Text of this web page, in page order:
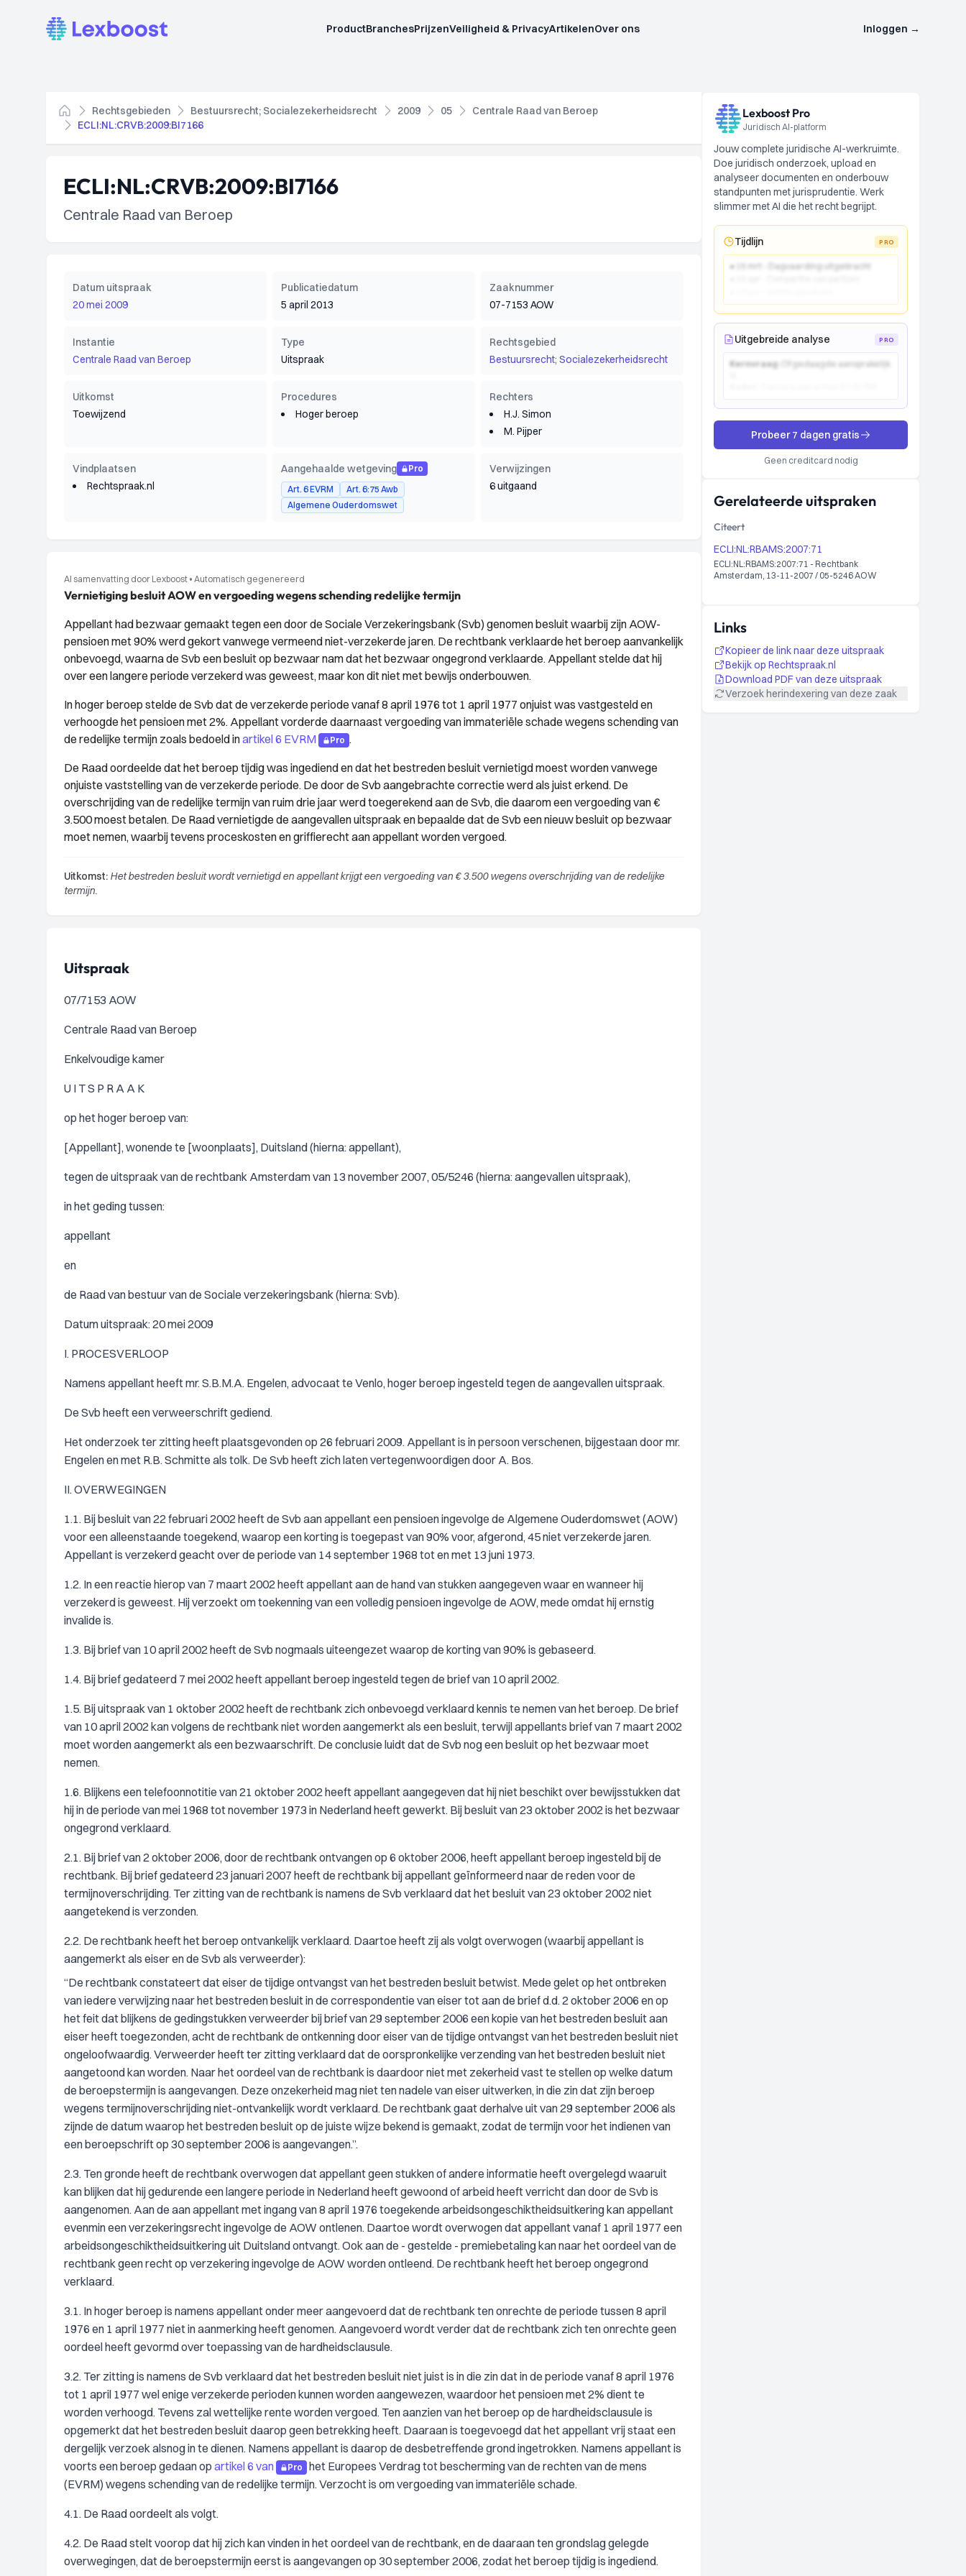
Lexboost ProductBranchesPrijzenVeiligheid & PrivacyArtikelenOver ons Inloggen →
Home
Rechtsgebieden Bestuursrecht; Socialezekerheidsrecht 2009 05
Centrale Raad van Beroep
ECLI:NL:CRVB:2009:BI7166
ECLI:NL:CRVB:2009:BI7166
Centrale Raad van Beroep
Datum uitspraak
20 mei 2009
Publicatiedatum
5 april 2013
Zaaknummer
07-7153 AOW
Instantie
Centrale Raad van Beroep
Type
Uitspraak
Rechtsgebied
Bestuursrecht; Socialezekerheidsrecht
Uitkomst
Toewijzend
Procedures
Hoger beroep
Rechters
H.J. Simon
M. Pijper
Vindplaatsen
Rechtspraak.nl
Aangehaalde wetgeving
Pro
Art. 6 EVRM
Art. 6:75 Awb
Algemene Ouderdomswet
Verwijzingen
6 uitgaand
AI samenvatting door Lexboost • Automatisch gegenereerd
Vernietiging besluit AOW en vergoeding wegens schending redelijke termijn
Appellant had bezwaar gemaakt tegen een door de Sociale Verzekeringsbank (Svb) genomen besluit waarbij zijn AOW-
pensioen met 90% werd gekort vanwege vermeend niet-verzekerde jaren. De rechtbank verklaarde het beroep aanvankelijk
onbevoegd, waarna de Svb een besluit op bezwaar nam dat het bezwaar ongegrond verklaarde. Appellant stelde dat hij
over een langere periode verzekerd was geweest, maar kon dit niet met bewijs onderbouwen.
In hoger beroep stelde de Svb dat de verzekerde periode vanaf 8 april 1976 tot 1 april 1977 onjuist was vastgesteld en
verhoogde het pensioen met 2%. Appellant vorderde daarnaast vergoeding van immateriële schade wegens schending van
de redelijke termijn zoals bedoeld inartikel 6 EVRM Pro .
De Raad oordeelde dat het beroep tijdig was ingediend en dat het bestreden besluit vernietigd moest worden vanwege
onjuiste vaststelling van de verzekerde periode. De door de Svb aangebrachte correctie werd als juist erkend. De
overschrijding van de redelijke termijn van ruim drie jaar werd toegerekend aan de Svb, die daarom een vergoeding van €
3.500 moest betalen. De Raad vernietigde de aangevallen uitspraak en bepaalde dat de Svb een nieuw besluit op bezwaar
moet nemen, waarbij tevens proceskosten en griffierecht aan appellant worden vergoed.
Uitkomst: Het bestreden besluit wordt vernietigd en appellant krijgt een vergoeding van € 3.500 wegens overschrijding van de redelijke
termijn.
Uitspraak
07/7153 AOW
Centrale Raad van Beroep
Enkelvoudige kamer
U I T S P R A A K
op het hoger beroep van:
[Appellant], wonende te [woonplaats], Duitsland (hierna: appellant),
tegen de uitspraak van de rechtbank Amsterdam van 13 november 2007, 05/5246 (hierna: aangevallen uitspraak),
in het geding tussen:
appellant
en
de Raad van bestuur van de Sociale verzekeringsbank (hierna: Svb).
Datum uitspraak: 20 mei 2009
I. PROCESVERLOOP
Namens appellant heeft mr. S.B.M.A. Engelen, advocaat te Venlo, hoger beroep ingesteld tegen de aangevallen uitspraak.
De Svb heeft een verweerschrift gediend.
Het onderzoek ter zitting heeft plaatsgevonden op 26 februari 2009. Appellant is in persoon verschenen, bijgestaan door mr.
Engelen en met R.B. Schmitte als tolk. De Svb heeft zich laten vertegenwoordigen door A. Bos.
II. OVERWEGINGEN
1.1. Bij besluit van 22 februari 2002 heeft de Svb aan appellant een pensioen ingevolge de Algemene Ouderdomswet (AOW)
voor een alleenstaande toegekend, waarop een korting is toegepast van 90% voor, afgerond, 45 niet verzekerde jaren.
Appellant is verzekerd geacht over de periode van 14 september 1968 tot en met 13 juni 1973.
1.2. In een reactie hierop van 7 maart 2002 heeft appellant aan de hand van stukken aangegeven waar en wanneer hij
verzekerd is geweest. Hij verzoekt om toekenning van een volledig pensioen ingevolge de AOW, mede omdat hij ernstig
invalide is.
1.3. Bij brief van 10 april 2002 heeft de Svb nogmaals uiteengezet waarop de korting van 90% is gebaseerd.
1.4. Bij brief gedateerd 7 mei 2002 heeft appellant beroep ingesteld tegen de brief van 10 april 2002.
1.5. Bij uitspraak van 1 oktober 2002 heeft de rechtbank zich onbevoegd verklaard kennis te nemen van het beroep. De brief
van 10 april 2002 kan volgens de rechtbank niet worden aangemerkt als een besluit, terwijl appellants brief van 7 maart 2002
moet worden aangemerkt als een bezwaarschrift. De conclusie luidt dat de Svb nog een besluit op het bezwaar moet
nemen.
1.6. Blijkens een telefoonnotitie van 21 oktober 2002 heeft appellant aangegeven dat hij niet beschikt over bewijsstukken dat
hij in de periode van mei 1968 tot november 1973 in Nederland heeft gewerkt. Bij besluit van 23 oktober 2002 is het bezwaar
ongegrond verklaard.
2.1. Bij brief van 2 oktober 2006, door de rechtbank ontvangen op 6 oktober 2006, heeft appellant beroep ingesteld bij de
rechtbank. Bij brief gedateerd 23 januari 2007 heeft de rechtbank bij appellant geïnformeerd naar de reden voor de
termijnoverschrijding. Ter zitting van de rechtbank is namens de Svb verklaard dat het besluit van 23 oktober 2002 niet
aangetekend is verzonden.
2.2. De rechtbank heeft het beroep ontvankelijk verklaard. Daartoe heeft zij als volgt overwogen (waarbij appellant is
aangemerkt als eiser en de Svb als verweerder):
“De rechtbank constateert dat eiser de tijdige ontvangst van het bestreden besluit betwist. Mede gelet op het ontbreken
van iedere verwijzing naar het bestreden besluit in de correspondentie van eiser tot aan de brief d.d. 2 oktober 2006 en op
het feit dat blijkens de gedingstukken verweerder bij brief van 29 september 2006 een kopie van het bestreden besluit aan
eiser heeft toegezonden, acht de rechtbank de ontkenning door eiser van de tijdige ontvangst van het bestreden besluit niet
ongeloofwaardig. Verweerder heeft ter zitting verklaard dat de oorspronkelijke verzending van het bestreden besluit niet
aangetoond kan worden. Naar het oordeel van de rechtbank is daardoor niet met zekerheid vast te stellen op welke datum
de beroepstermijn is aangevangen. Deze onzekerheid mag niet ten nadele van eiser uitwerken, in die zin dat zijn beroep
wegens termijnoverschrijding niet-ontvankelijk wordt verklaard. De rechtbank gaat derhalve uit van 29 september 2006 als
zijnde de datum waarop het bestreden besluit op de juiste wijze bekend is gemaakt, zodat de termijn voor het indienen van
een beroepschrift op 30 september 2006 is aangevangen.”.
2.3. Ten gronde heeft de rechtbank overwogen dat appellant geen stukken of andere informatie heeft overgelegd waaruit
kan blijken dat hij gedurende een langere periode in Nederland heeft gewoond of arbeid heeft verricht dan door de Svb is
aangenomen. Aan de aan appellant met ingang van 8 april 1976 toegekende arbeidsongeschiktheidsuitkering kan appellant
evenmin een verzekeringsrecht ingevolge de AOW ontlenen. Daartoe wordt overwogen dat appellant vanaf 1 april 1977 een
arbeidsongeschiktheidsuitkering uit Duitsland ontvangt. Ook aan de - gestelde - premiebetaling kan naar het oordeel van de
rechtbank geen recht op verzekering ingevolge de AOW worden ontleend. De rechtbank heeft het beroep ongegrond
verklaard.
3.1. In hoger beroep is namens appellant onder meer aangevoerd dat de rechtbank ten onrechte de periode tussen 8 april
1976 en 1 april 1977 niet in aanmerking heeft genomen. Aangevoerd wordt verder dat de rechtbank zich ten onrechte geen
oordeel heeft gevormd over toepassing van de hardheidsclausule.
3.2. Ter zitting is namens de Svb verklaard dat het bestreden besluit niet juist is in die zin dat in de periode vanaf 8 april 1976
tot 1 april 1977 wel enige verzekerde perioden kunnen worden aangewezen, waardoor het pensioen met 2% dient te
worden verhoogd. Tevens zal wettelijke rente worden vergoed. Ten aanzien van het beroep op de hardheidsclausule is
opgemerkt dat het bestreden besluit daarop geen betrekking heeft. Daaraan is toegevoegd dat het appellant vrij staat een
dergelijk verzoek alsnog in te dienen. Namens appellant is daarop de desbetreffende grond ingetrokken. Namens appellant is
voorts een beroep gedaan op artikel 6 van Pro
het Europees Verdrag tot bescherming van de rechten van de mens
(EVRM) wegens schending van de redelijke termijn. Verzocht is om vergoeding van immateriële schade.
4.1. De Raad oordeelt als volgt.
4.2. De Raad stelt voorop dat hij zich kan vinden in het oordeel van de rechtbank, en de daaraan ten grondslag gelegde
overwegingen, dat de beroepstermijn eerst is aangevangen op 30 september 2006, zodat het beroep tijdig is ingediend.
Lexboost Pro
Juridisch AI-platform
Jouw complete juridische AI-werkruimte.
Doe juridisch onderzoek, upload en
analyseer documenten en onderbouw
standpunten met jurisprudentie. Werk
slimmer met AI die het recht begrijpt.
Tijdlijn PRO
● 15 mrt - Dagvaarding uitgebracht
Uitgebreide analyse PRO
Kernvraag:
Of gedaagde aansprakelijk
Probeer 7 dagen gratis
Geen creditcard nodig
Gerelateerde uitspraken
Citeert
ECLI:NL:RBAMS:2007:71
ECLI:NL:RBAMS:2007:71 - Rechtbank
Amsterdam, 13-11-2007 / 05-5246 AOW
Links
Kopieer de link naar deze uitspraak
Bekijk op Rechtspraak.nl
Download PDF van deze uitspraak
Verzoek herindexering van deze zaak